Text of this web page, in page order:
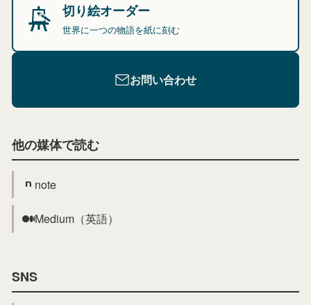
切り絵オーダー
世界に一つの物語を紙に刻む
お問い合わせ
他の媒体で読む
note
Medium（英語）
SNS